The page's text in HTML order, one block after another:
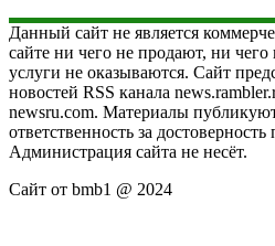
Данный сайт не является
сайте ни чего не продают, ни
услуги не оказываются. Сайт
новостей RSS канала
newsru.com. Материалы
ответственность за
Администрация сайта не несёт.
Сайт от bmb1 @ 2024